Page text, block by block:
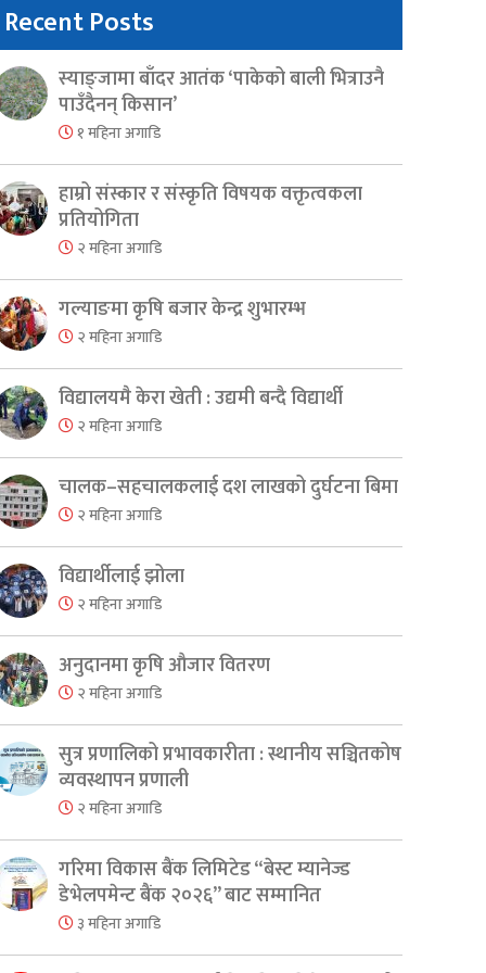
Recent Posts
स्याङ्जामा बाँदर आतंक ‘पाकेको बाली भित्राउनै
पाउँदैनन् किसान’
१ महिना अगाडि
हाम्रो संस्कार र संस्कृति विषयक वक्तृत्वकला
प्रतियोगिता
२ महिना अगाडि
गल्याङमा कृषि बजार केन्द्र शुभारम्भ
२ महिना अगाडि
विद्यालयमै केरा खेती : उद्यमी बन्दै विद्यार्थी
२ महिना अगाडि
चालक–सहचालकलाई दश लाखको दुर्घटना बिमा
२ महिना अगाडि
विद्यार्थीलाई झोला
२ महिना अगाडि
अनुदानमा कृषि औजार वितरण
२ महिना अगाडि
सुत्र प्रणालिको प्रभावकारीता : स्थानीय सञ्चितकोष
व्यवस्थापन प्रणाली
२ महिना अगाडि
गरिमा विकास बैंक लिमिटेड “बेस्ट म्यानेज्ड
डेभेलपमेन्ट बैंक २०२६” बाट सम्मानित
३ महिना अगाडि